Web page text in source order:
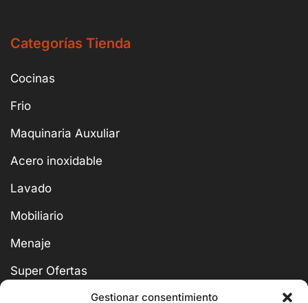
Gestionar consentimiento
Categorías Tienda
Cocinas
Frio
Maquinaria Auxuliar
Acero inoxidable
Lavado
Mobiliario
Menaje
Super Ofertas